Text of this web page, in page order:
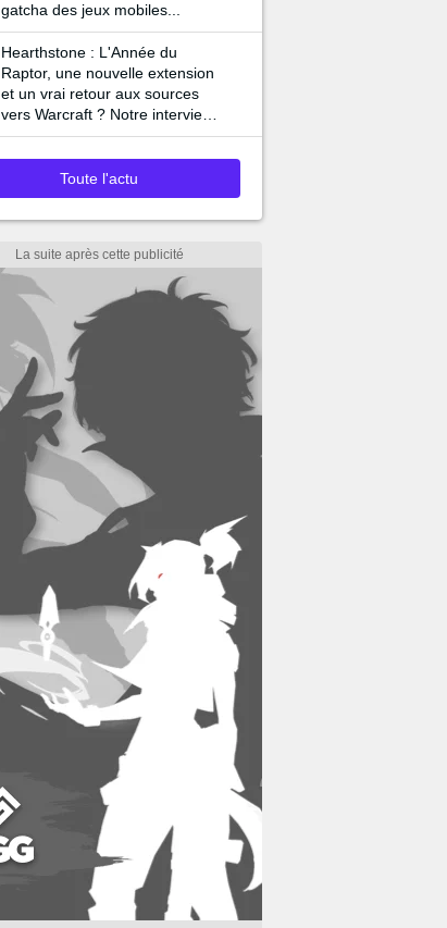
gatcha des jeux mobiles...
Hearthstone : L'Année du
Raptor, une nouvelle extension
et un vrai retour aux sources
vers Warcraft ? Notre interview
complète !
Toute l'actu